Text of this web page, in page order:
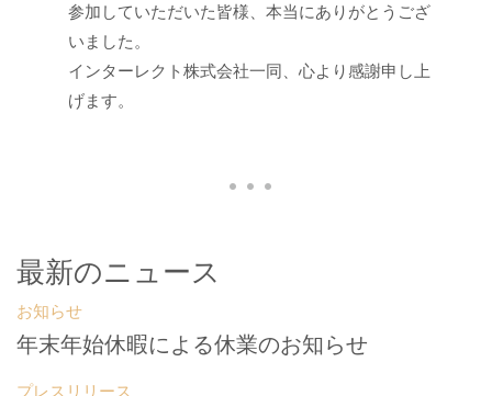
参加していただいた皆様、本当にありがとうござ
いました。
インターレクト株式会社一同、心より感謝申し上
げます。
最新のニュース
お知らせ
年末年始休暇による休業のお知らせ
プレスリリース